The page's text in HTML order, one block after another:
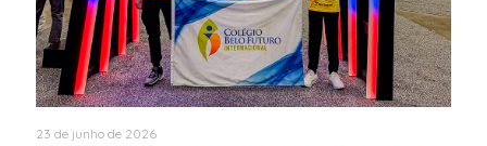
23 de junho de 2026